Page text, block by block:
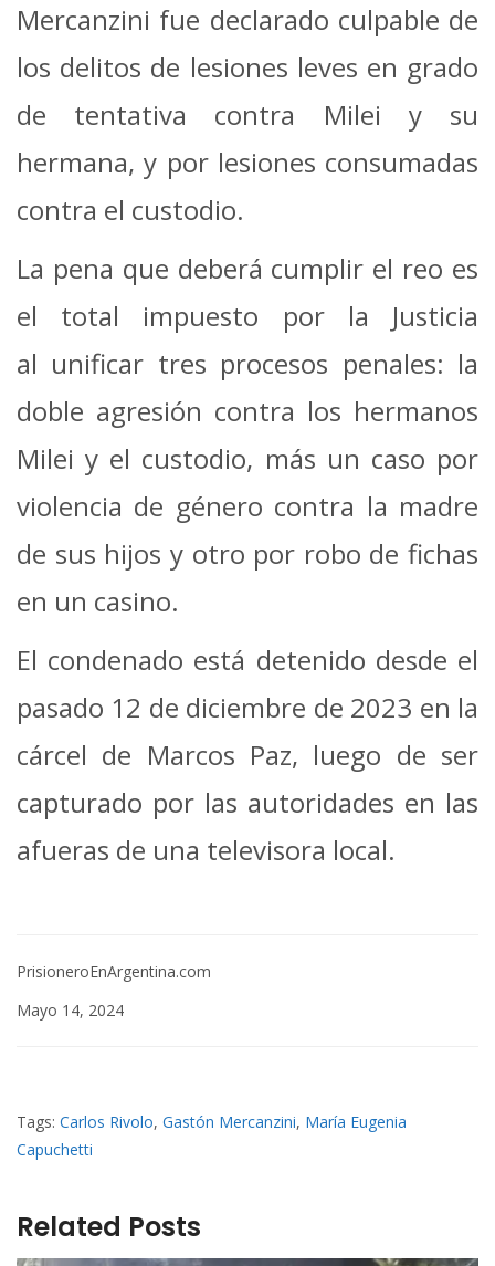
Mercanzini fue declarado culpable de
los delitos de lesiones leves en grado
de tentativa contra Milei y su
hermana, y por lesiones consumadas
contra el custodio.
La pena que deberá cumplir el reo es
el total impuesto por la Justicia
al unificar tres procesos penales: la
doble agresión contra los hermanos
Milei y el custodio, más un caso por
violencia de género contra la madre
de sus hijos y otro por robo de fichas
en un casino.
El condenado está detenido desde el
pasado 12 de diciembre de 2023 en la
cárcel de Marcos Paz, luego de ser
capturado por las autoridades en las
afueras de una televisora local.
PrisioneroEnArgentina.com
Mayo 14, 2024
Tags: Carlos Rivolo, Gastón Mercanzini, María Eugenia
Capuchetti
Related Posts